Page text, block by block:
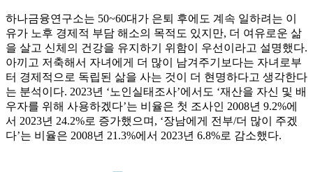
하나금융연구소는 50~60대가 은퇴 후에도 계속 일하려는 이
유가 노후 경제적 부담 해소의 목적도 있지만, 더 여유로운 삶
을 살고 신체의 건강을 유지하기 위함이 우선이라고 설명했다.
아끼고 저축해서 자녀에게 더 많이 남겨주기보다는 자녀로부
터 경제적으로 독립된 삶을 사는 것이 더 현명하다고 생각한다
는 분석이다. 2023년 ‘노인실태조사’에서도 ‘재산을 자신 및 배
우자를 위해 사용하겠다’는 비율은 첫 조사인 2008년 9.2%에
서 2023년 24.2%로 증가했으며, ‘장남에게 전부/더 많이 주겠
다’는 비율은 2008년 21.3%에서 2023년 6.8%로 감소했다.